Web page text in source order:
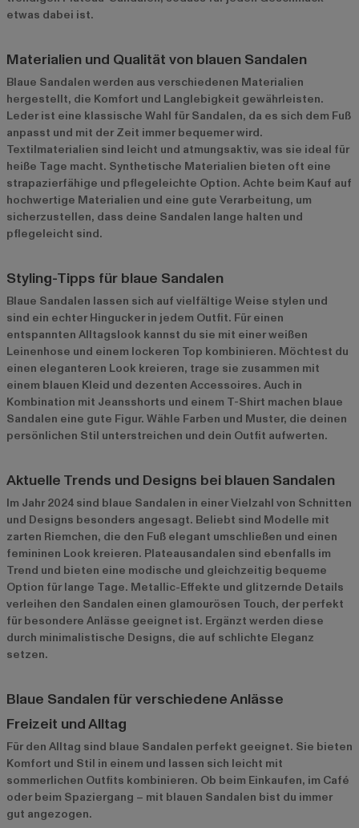
etwas dabei ist.
Materialien und Qualität von blauen Sandalen
Blaue Sandalen werden aus verschiedenen Materialien
hergestellt, die Komfort und Langlebigkeit gewährleisten.
Leder ist eine klassische Wahl für Sandalen, da es sich dem Fuß
anpasst und mit der Zeit immer bequemer wird.
Textilmaterialien sind leicht und atmungsaktiv, was sie ideal für
heiße Tage macht. Synthetische Materialien bieten oft eine
strapazierfähige und pflegeleichte Option. Achte beim Kauf auf
hochwertige Materialien und eine gute Verarbeitung, um
sicherzustellen, dass deine Sandalen lange halten und
pflegeleicht sind.
Styling-Tipps für blaue Sandalen
Blaue Sandalen lassen sich auf vielfältige Weise stylen und
sind ein echter Hingucker in jedem Outfit. Für einen
entspannten Alltagslook kannst du sie mit einer weißen
Leinenhose und einem lockeren Top kombinieren. Möchtest du
einen eleganteren Look kreieren, trage sie zusammen mit
einem blauen Kleid und dezenten Accessoires. Auch in
Kombination mit Jeansshorts und einem T-Shirt machen blaue
Sandalen eine gute Figur. Wähle Farben und Muster, die deinen
persönlichen Stil unterstreichen und dein Outfit aufwerten.
Aktuelle Trends und Designs bei blauen Sandalen
Im Jahr 2024 sind blaue Sandalen in einer Vielzahl von Schnitten
und Designs besonders angesagt. Beliebt sind Modelle mit
zarten Riemchen, die den Fuß elegant umschließen und einen
femininen Look kreieren. Plateausandalen sind ebenfalls im
Trend und bieten eine modische und gleichzeitig bequeme
Option für lange Tage. Metallic-Effekte und glitzernde Details
verleihen den Sandalen einen glamourösen Touch, der perfekt
für besondere Anlässe geeignet ist. Ergänzt werden diese
durch minimalistische Designs, die auf schlichte Eleganz
setzen.
Blaue Sandalen für verschiedene Anlässe
Freizeit und Alltag
Für den Alltag sind blaue Sandalen perfekt geeignet. Sie bieten
Komfort und Stil in einem und lassen sich leicht mit
sommerlichen Outfits kombinieren. Ob beim Einkaufen, im Café
oder beim Spaziergang – mit blauen Sandalen bist du immer
gut angezogen.